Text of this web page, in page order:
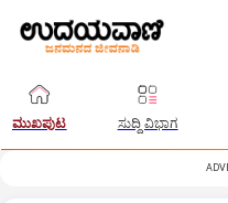
ಮುಖಪುಟ ಸುದ್ದಿ ವಿಭಾಗ